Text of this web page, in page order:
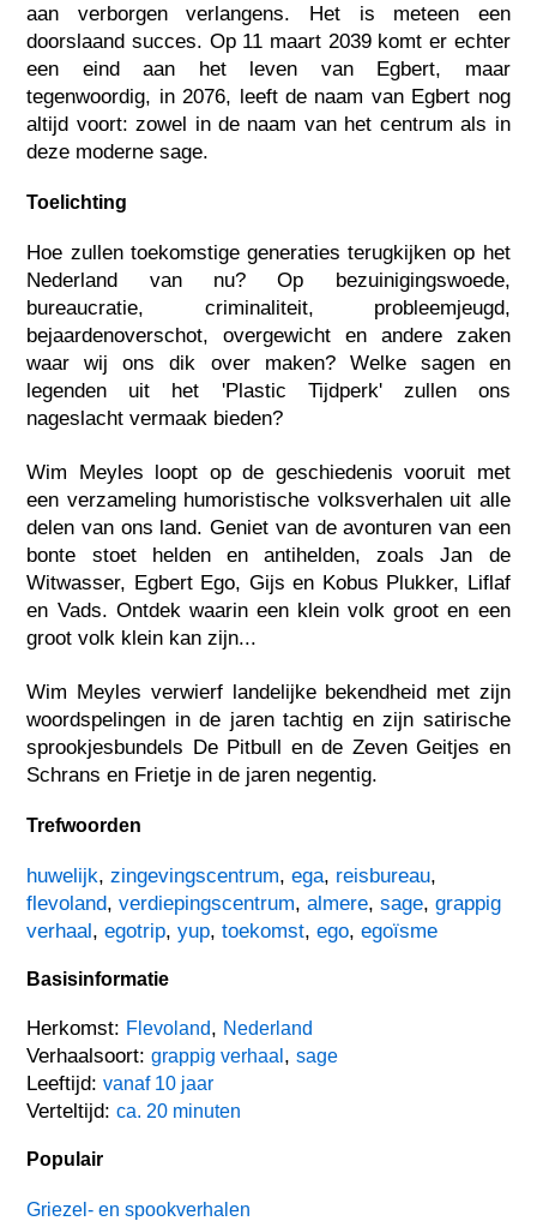
aan verborgen verlangens. Het is meteen een
doorslaand succes. Op 11 maart 2039 komt er echter
een eind aan het leven van Egbert, maar
tegenwoordig, in 2076, leeft de naam van Egbert nog
altijd voort: zowel in de naam van het centrum als in
deze moderne sage.
Toelichting
Hoe zullen toekomstige generaties terugkijken op het
Nederland van nu? Op bezuinigingswoede,
bureaucratie, criminaliteit, probleemjeugd,
bejaardenoverschot, overgewicht en andere zaken
waar wij ons dik over maken? Welke sagen en
legenden uit het 'Plastic Tijdperk' zullen ons
nageslacht vermaak bieden?
Wim Meyles loopt op de geschiedenis vooruit met
een verzameling humoristische volksverhalen uit alle
delen van ons land. Geniet van de avonturen van een
bonte stoet helden en antihelden, zoals Jan de
Witwasser, Egbert Ego, Gijs en Kobus Plukker, Liflaf
en Vads. Ontdek waarin een klein volk groot en een
groot volk klein kan zijn...
Wim Meyles verwierf landelijke bekendheid met zijn
woordspelingen in de jaren tachtig en zijn satirische
sprookjesbundels De Pitbull en de Zeven Geitjes en
Schrans en Frietje in de jaren negentig.
Trefwoorden
huwelijk,zingevingscentrum,ega, reisbureau,
flevoland,verdiepingscentrum,almere,sage,grappig
verhaal,egotrip,yup,toekomst,ego,egoïsme
Basisinformatie
Herkomst: Flevoland, Nederland
Verhaalsoort:grappig verhaal ,sage
Leeftijd:vanaf 10 jaar
Verteltijd:ca. 20 minuten
Populair
Griezel- en spookverhalen